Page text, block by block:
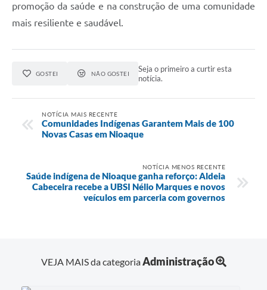
promoção da saúde e na construção de uma comunidade
mais resiliente e saudável.
GOSTEI NÃO GOSTEI
Seja o primeiro a curtir esta
notícia.
NOTÍCIA MAIS RECENTE
Comunidades Indígenas Garantem Mais de 100
Novas Casas em Nioaque
NOTÍCIA MENOS RECENTE
Saúde indígena de Nioaque ganha reforço: Aldeia
Cabeceira recebe a UBSI Nélio Marques e novos
veículos em parceria com governos
VEJA MAIS da categoriaAdministração